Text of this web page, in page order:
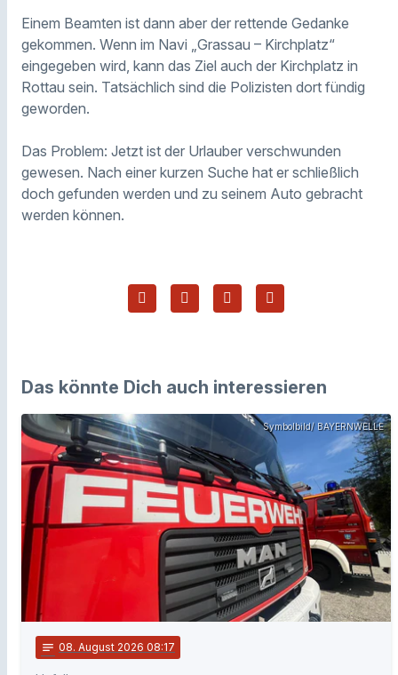
Einem Beamten ist dann aber der rettende Gedanke
gekommen. Wenn im Navi „Grassau – Kirchplatz“
eingegeben wird, kann das Ziel auch der Kirchplatz in
Rottau sein. Tatsächlich sind die Polizisten dort fündig
geworden.
Das Problem: Jetzt ist der Urlauber verschwunden
gewesen. Nach einer kurzen Suche hat er schließlich
doch gefunden werden und zu seinem Auto gebracht
werden können.
Das könnte Dich auch interessieren
Symbolbild/ BAYERNWELLE
notes 08. August 2026 08:17